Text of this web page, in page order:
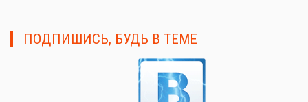
ПОДПИШИСЬ, БУДЬ В ТЕМЕ